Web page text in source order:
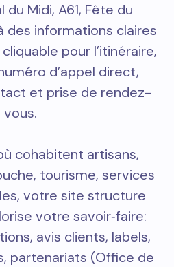
du Midi, A61, Fête du
des informations claires
pour l’itinéraire,
d’appel direct,
et prise de rendez-
vous.
cohabitent artisans,
tourisme, services
votre site structure
votre savoir‑faire:
avis clients, labels,
partenariats (Office de